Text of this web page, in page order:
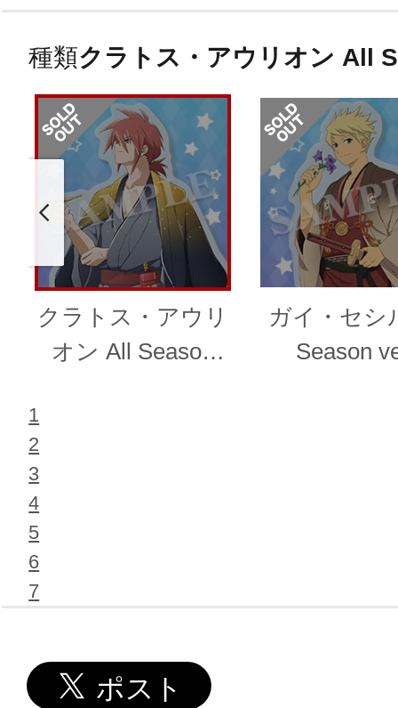
種類クラトス・アウリオン All
クラトス・アウリ
オン All Season
ガイ・セシ
Season
1
2
3
4
5
6
7